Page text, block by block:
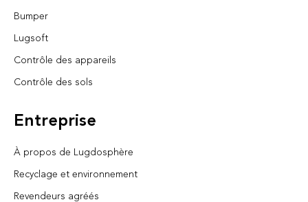
Bumper
Lugsoft
Contrôle des appareils
Contrôle des sols
Entreprise
À propos de Lugdosphère
Recyclage et environnement
Revendeurs agréés